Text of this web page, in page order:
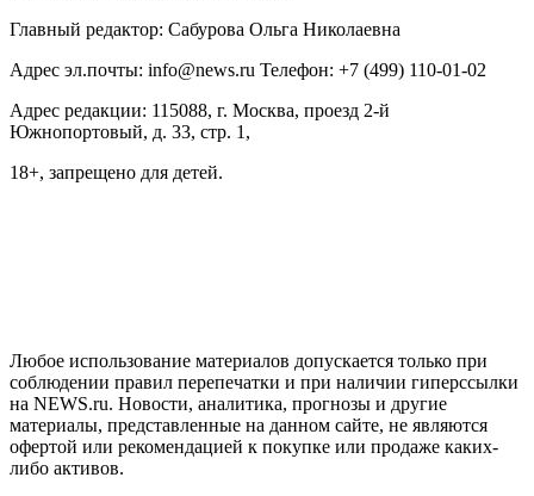
Главный редактор: Сабурова Ольга Николаевна
Адрес эл.почты: info@news.ru Телефон: +7 (499) 110-01-02
Адрес редакции: 115088, г. Москва, проезд 2-й
Южнопортовый, д. 33, стр. 1,
18+, запрещено для детей.
Любое использование материалов допускается только при
соблюдении правил перепечатки и при наличии гиперссылки
на NEWS.ru. Новости, аналитика, прогнозы и другие
материалы, представленные на данном сайте, не являются
офертой или рекомендацией к покупке или продаже каких-
либо активов.